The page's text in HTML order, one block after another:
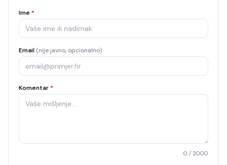
Ime *
Email (nije javno, opcionalno)
Komentar *
0 / 2000